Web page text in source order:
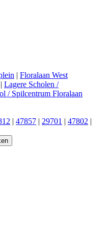
| Floralaan West
Lagere Scholen /
/ Spilcentrum Floralaan
| 47857 | 29701 | 47802 |